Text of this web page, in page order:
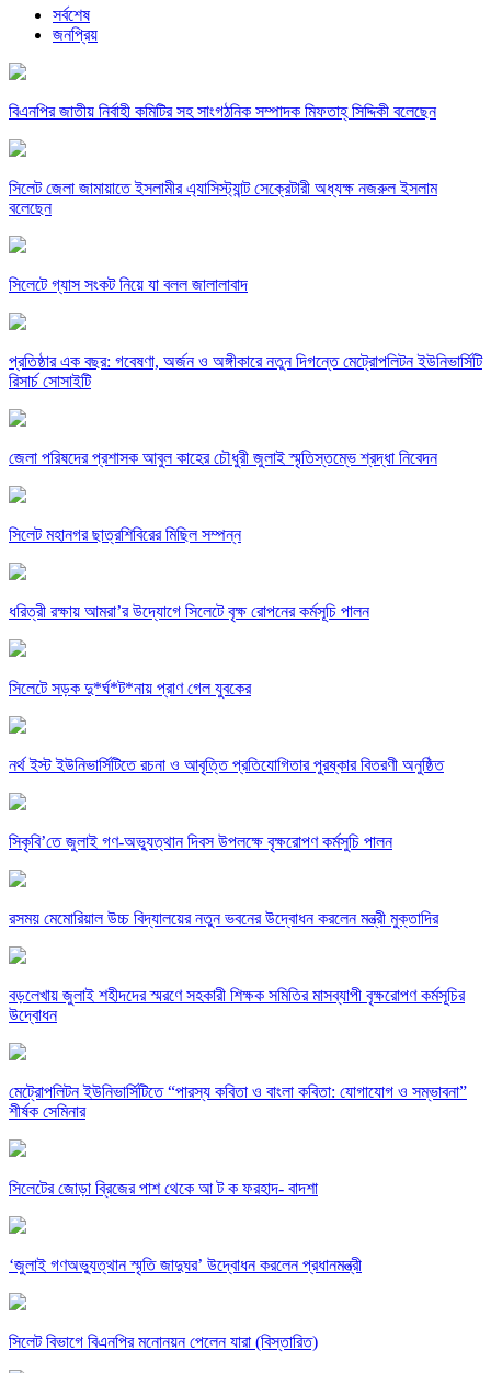
সর্বশেষ
জনপ্রিয়
বিএনপির জাতীয় নির্বাহী কমিটির সহ সাংগঠনিক সম্পাদক মিফতাহ্ সিদ্দিকী বলেছেন
সিলেট জেলা জামায়াতে ইসলামীর এ্যাসিস্ট্যান্ট সেক্রেটারী অধ্যক্ষ নজরুল ইসলাম
বলেছেন
সিলেটে গ্যাস সংকট নিয়ে যা বলল জালালাবাদ
প্রতিষ্ঠার এক বছর: গবেষণা, অর্জন ও অঙ্গীকারে নতুন দিগন্তে মেট্রোপলিটন ইউনিভার্সিটি
রিসার্চ সোসাইটি
জেলা পরিষদের প্রশাসক আবুল কাহের চৌধুরী জুলাই স্মৃতিস্তম্ভে শ্রদ্ধা নিবেদন
সিলেট মহানগর ছাত্রশিবিরের মিছিল সম্পন্ন
ধরিত্রী রক্ষায় আমরা’র উদ্যোগে সিলেটে বৃক্ষ রোপনের কর্মসূচি পালন
সিলেটে সড়ক দু*র্ঘ*ট*নায় প্রাণ গেল যুবকের
নর্থ ইস্ট ইউনিভার্সিটিতে রচনা ও আবৃত্তি প্রতিযোগিতার পুরষ্কার বিতরণী অনুষ্ঠিত
সিকৃবি’তে জুলাই গণ-অভ্যুত্থান দিবস উপলক্ষে বৃক্ষরোপণ কর্মসুচি পালন
রসময় মেমোরিয়াল উচ্চ বিদ্যালয়ের নতুন ভবনের উদ্বোধন করলেন মন্ত্রী মুক্তাদির
বড়লেখায় জুলাই শহীদদের স্মরণে সহকারী শিক্ষক সমিতির মাসব্যাপী বৃক্ষরোপণ কর্মসূচির
উদ্বোধন
মেট্রোপলিটন ইউনিভার্সিটিতে “পারস্য কবিতা ও বাংলা কবিতা: যোগাযোগ ও সম্ভাবনা”
শীর্ষক সেমিনার
সিলেটের জোড়া ব্রিজের পাশ থেকে আ ট ক ফরহাদ- বাদশা
‘জুলাই গণঅভ্যুত্থান স্মৃতি জাদুঘর’ উদ্বোধন করলেন প্রধানমন্ত্রী
সিলেট বিভাগে বিএনপির মনোনয়ন পেলেন যারা (বিস্তারিত)